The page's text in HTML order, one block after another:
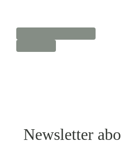
Newsletter